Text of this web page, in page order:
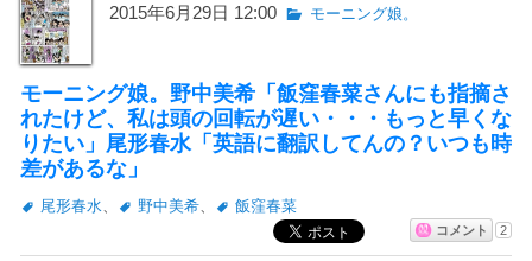
2015年6月29日 12:00 モーニング娘。
モーニング娘。野中美希「飯窪春菜さんにも指摘さ
れたけど、私は頭の回転が遅い・・・もっと早くな
りたい」尾形春水「英語に翻訳してんの？いつも時
差があるな」
尾形春水 野中美希、 飯窪春菜
コメント 2